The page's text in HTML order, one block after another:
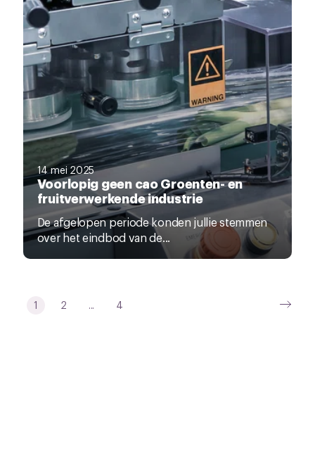
14 mei 2025
Voorlopig geen cao Groenten- en
fruitverwerkende industrie
De afgelopen periode konden jullie stemmen
over het eindbod van de...
1 2 ... 4